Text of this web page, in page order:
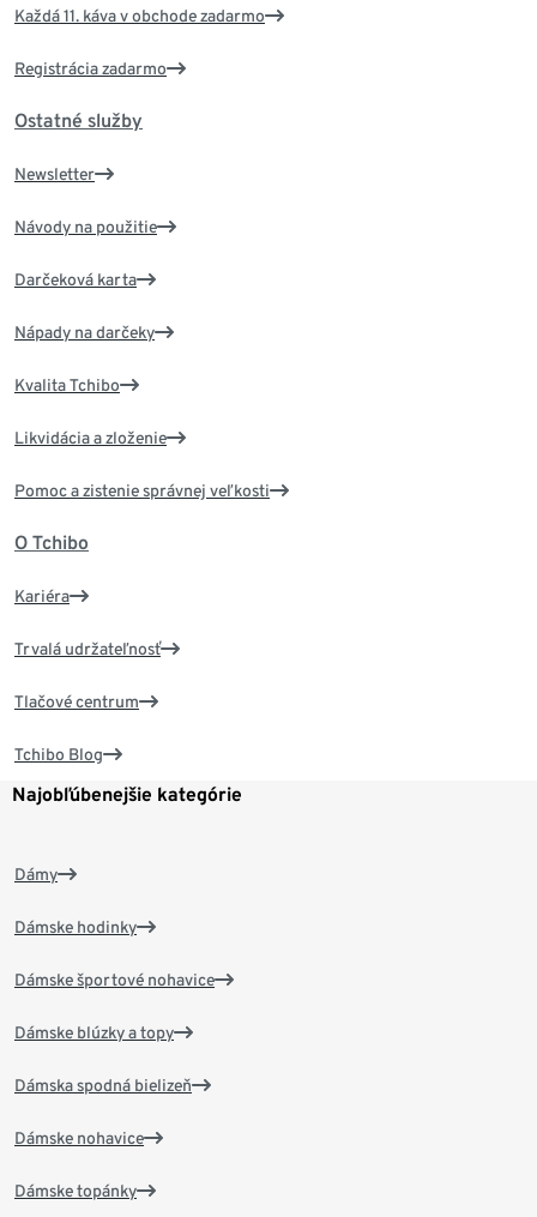
Každá 11. káva v obchode zadarmo
Registrácia zadarmo
Ostatné služby
Newsletter
Návody na použitie
Darčeková karta
Nápady na darčeky
Kvalita Tchibo
Likvidácia a zloženie
Pomoc a zistenie správnej veľkosti
O Tchibo
Kariéra
Trvalá udržateľnosť
Tlačové centrum
Tchibo Blog
Najobľúbenejšie kategórie
Dámy
Dámske hodinky
Dámske športové nohavice
Dámske blúzky a topy
Dámska spodná bielizeň
Dámske nohavice
Dámske topánky